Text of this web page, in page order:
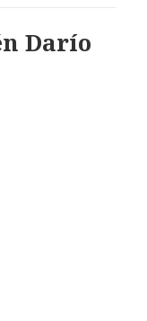
Darío